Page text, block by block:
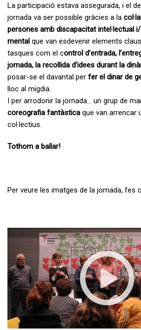
La participació estava assegurada, i el
jornada va ser possible gràcies a la
persones amb discapacitat intel·lectual
mental que van esdevenir elements
tasques com el control d’entrada,
jornada, la recollida d’idees durant la
posar-se el davantal per fer el dinar de
lloc al migdia.
I per arrodonir la jornada… un grup de
coreografia fantàstica que van arrencar
col·lectius.
Tothom a ballar!
Per veure les imatges de la jornada, fes